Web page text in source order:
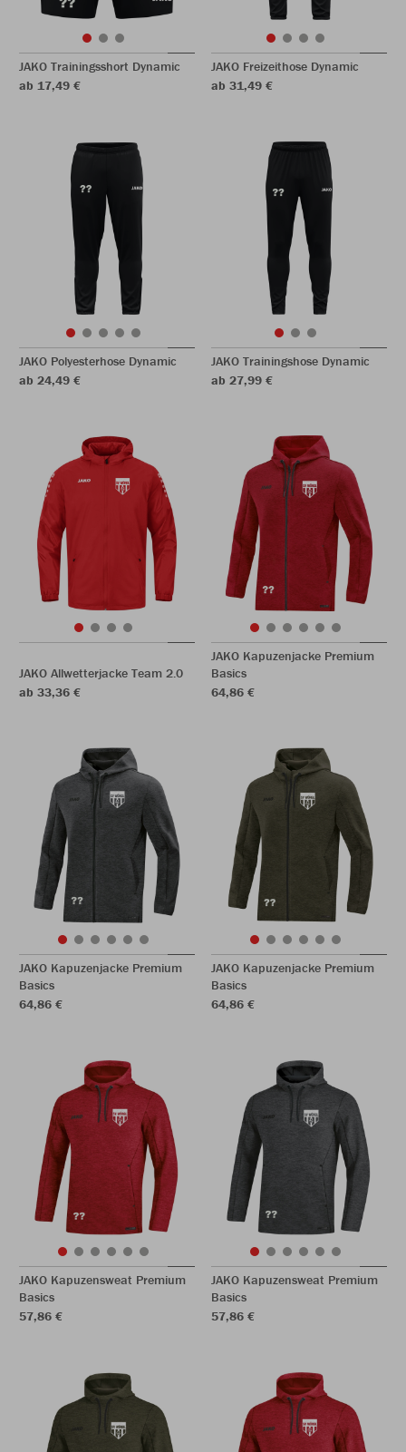
JAKO Trainingsshort Dynamic
ab 17,49 €
JAKO Freizeithose Dynamic
ab 31,49 €
JAKO Polyesterhose Dynamic
ab 24,49 €
JAKO Trainingshose Dynamic
ab 27,99 €
JAKO Allwetterjacke Team 2.0
ab 33,36 €
JAKO Kapuzenjacke Premium
Basics
64,86 €
JAKO Kapuzenjacke Premium
Basics
64,86 €
JAKO Kapuzenjacke Premium
Basics
64,86 €
JAKO Kapuzensweat Premium
Basics
57,86 €
JAKO Kapuzensweat Premium
Basics
57,86 €